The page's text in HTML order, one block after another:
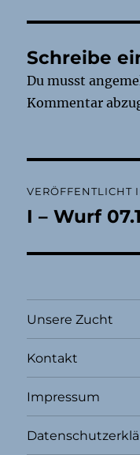
Schreibe
Du musst
Kommentar
VERÖFFENTLICHT
I – Wurf
Unsere Zucht
Kontakt
Impressum